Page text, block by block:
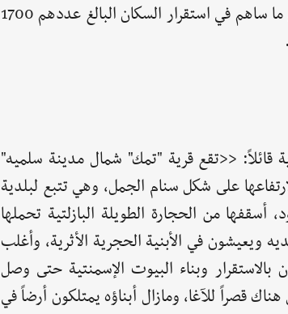
كانت القرية ملكاً للإقطاع، وفي عام 1963 تم توزيع الأراضي على الفلاحين ما ساهم في استقرار السكان البالغ عددهم 1700
<<تقع قرية "تمك" شمال مدينة سلميه"
ويعود سبب التسمية لارتفاعها على شكل سنام الجمل، وهي تتبع لبلدية
من الحجارة الطويلة البازلتية تحملها
ويعيشون في الأبنية الحجرية الأثرية، وأغلب
بشكل جزئي بالتراب وفي عام 1963 بدأ السكان بالاستقرار وبناء البيوت الإسمنتية حتى وصل
هناك قصراً للآغا، ومازال أبناؤه يمتلكون أرضاً في